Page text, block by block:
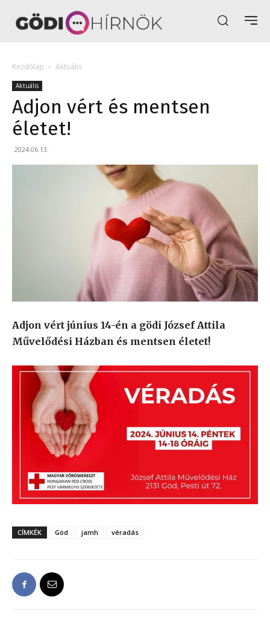
Kezdőlap Aktuális
Aktuális
Adjon vért és mentsen
életet!
2024.06.13.
Adjon vért június 14-én a gödi József Attila
Művelődési Házban és mentsen életet!
CÍMKÉK Göd jamh véradás